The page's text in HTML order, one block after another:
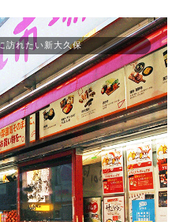
訪れたい新大久保